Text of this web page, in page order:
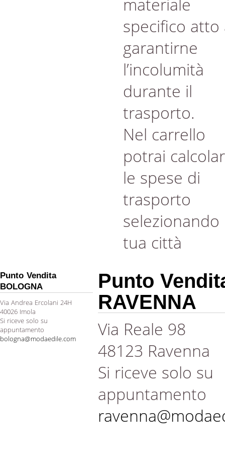
specifico atto
garantirne
l’incolumità
durante il
trasporto.
Nel carrello
potrai
le spese di
trasporto
selezionando
tua città
Punto Vendita
BOLOGNA
Via Andrea Ercolani 24H
40026 Imola
Si riceve solo su
appuntamento
bologna@modaedile.com
Punto
RAVENNA
Via Reale 98
48123 Ravenna
Si riceve solo su
appuntamento